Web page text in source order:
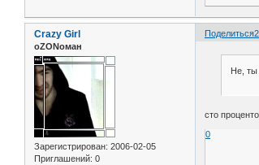
Поделиться
Crazy Girl
оZONоман
Зарегистрирован: 2006-02-05
Приглашений: 0
Не, ты
сто
0